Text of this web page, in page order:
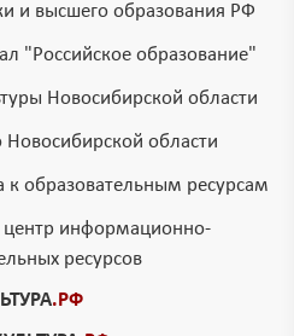
и высшего образования РФ
"Российское образование"
Новосибирской области
Новосибирской области
к образовательным ресурсам
информационно-
ресурсов
.РФ